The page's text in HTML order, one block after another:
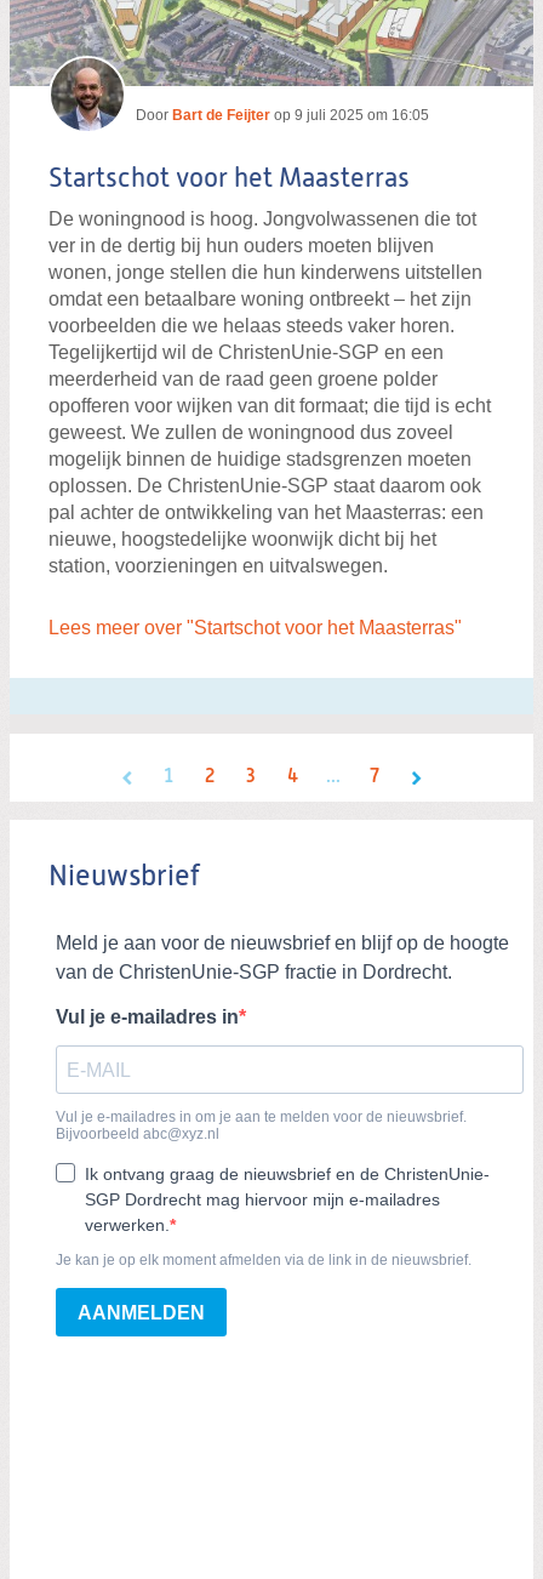
Door Bart de Feijter op 9 juli 2025 om 16:05
Startschot voor het Maasterras
De woningnood is hoog. Jongvolwassenen die tot
ver in de dertig bij hun ouders moeten blijven
wonen, jonge stellen die hun kinderwens uitstellen
omdat een betaalbare woning ontbreekt – het zijn
voorbeelden die we helaas steeds vaker horen.
Tegelijkertijd wil de ChristenUnie-SGP en een
meerderheid van de raad geen groene polder
opofferen voor wijken van dit formaat; die tijd is echt
geweest. We zullen de woningnood dus zoveel
mogelijk binnen de huidige stadsgrenzen moeten
oplossen. De ChristenUnie-SGP staat daarom ook
pal achter de ontwikkeling van het Maasterras: een
nieuwe, hoogstedelijke woonwijk dicht bij het
station, voorzieningen en uitvalswegen.
Lees meer over "Startschot voor het Maasterras"
1 2 3 4 ... 7
Nieuwsbrief